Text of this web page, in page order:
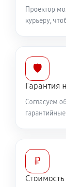
Проектор
курьеру,
🛡️
Гарантия
Согласуем
₽